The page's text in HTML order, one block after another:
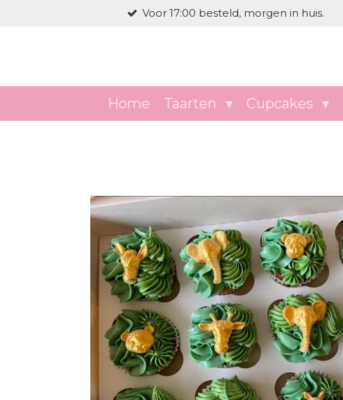
Voor 17:00 besteld, morgen in huis.
Home Taarten Cupcakes